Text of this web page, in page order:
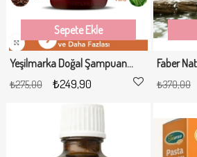
Yeşilmarka Doğal Şampuan - Yağlı Saçlar İçin 400ml
₺249,90
₺275,00
Sepete Ekle
₺370,00